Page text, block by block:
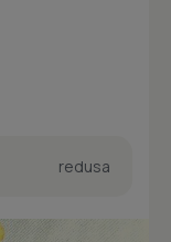
redusa